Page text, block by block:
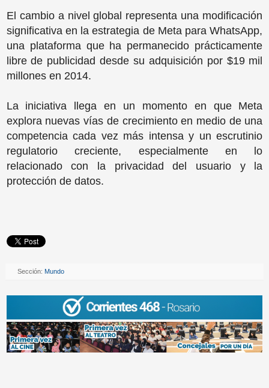
El cambio a nivel global representa una modificación
significativa en la estrategia de Meta para WhatsApp,
una plataforma que ha permanecido prácticamente
libre de publicidad desde su adquisición por $19 mil
millones en 2014.
La iniciativa llega en un momento en que Meta
explora nuevas vías de crecimiento en medio de una
competencia cada vez más intensa y un escrutinio
regulatorio creciente, especialmente en lo
relacionado con la privacidad del usuario y la
protección de datos.
Sección: Mundo